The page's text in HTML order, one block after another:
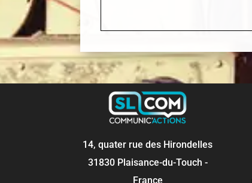
14, quater rue des Hirondelles
31830 Plaisance-du-Touch -
France